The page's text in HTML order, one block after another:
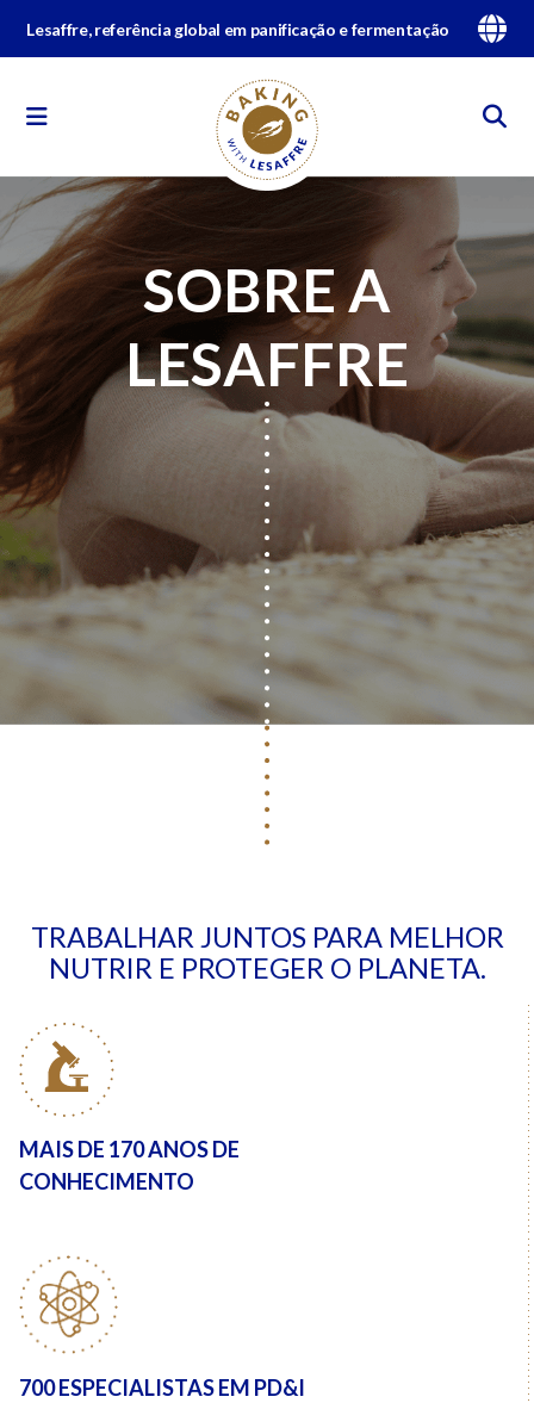
Lesaffre, referência global em panificação e fermentação
SOBRE A
LESAFFRE
TRABALHAR JUNTOS PARA MELHOR
NUTRIR E PROTEGER O PLANETA.
MAIS DE 170 ANOS DE
CONHECIMENTO
700ESPECIALISTAS EM PD&I